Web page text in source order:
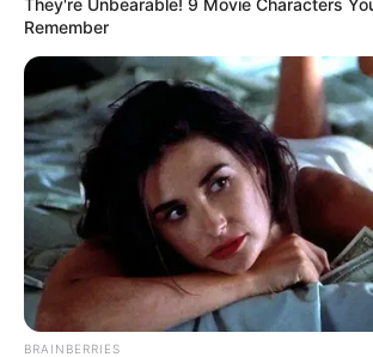
They're Unbearable! 9 Movie Characters
Remember
BRAINBERRIES